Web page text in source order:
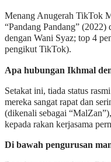
Menang Anugerah TikTok
“Pandang Pandang”
dengan Wani Syaz; top 4
pengikut TikTok).
Apa hubungan Ikhmal
Setakat ini, tiada status
mereka sangat rapat dan
(dikenali sebagai
kepada rakan kerjasama
Di bawah pengurusan